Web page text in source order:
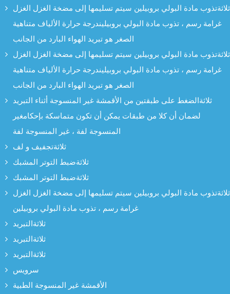
ثلاثةتذوب مادة البولي بروبيلين سيتم تسليمها إلى مضخة الغزل الغزل
غرامة رسم ، تذوب مادة البولي بروبيليندرجة حرارة الألياف متناهية
الصغر هو تبريد الهواء البارد من الجانب
ثلاثةتذوب مادة البولي بروبيلين سيتم تسليمها إلى مضخة الغزل الغزل
غرامة رسم ، تذوب مادة البولي بروبيليندرجة حرارة الألياف متناهية
الصغر هو تبريد الهواء البارد من الجانب
ثلاثةالضغط على طبقتين من الأقمشة غير المنسوجة أثناء التبريد
لضمان أن كلا من طبقات يمكن أن تكون متماسكة بإحكامغير
المنسوجة لفة ، غير المنسوجة لفة
ثلاثةتجفيف و لف
ثلاثةضبط التوتر المشبك
ثلاثةضبط التوتر المشبك
ثلاثةتذوب مادة البولي بروبيلين سيتم تسليمها إلى مضخة الغزل الغزل
غرامة رسم ، تذوب مادة البولي بروبيلين
ثلاثةالتبريد
ثلاثةالتبريد
ثلاثةالتبريد
سرویس
الأقمشة غير المنسوجة الطبية